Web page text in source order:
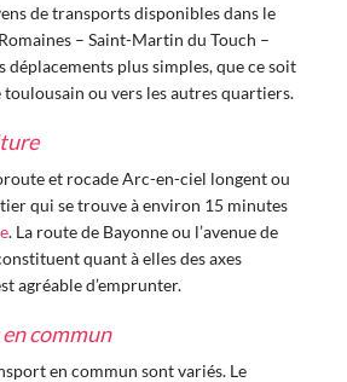
de transports disponibles dans le
– Saint-Martin du Touch –
déplacements plus simples, que ce soit
ou vers les autres quartiers.
et rocade Arc-en-ciel longent ou
qui se trouve à environ 15 minutes
. La route de Bayonne ou l’avenue de
quant à elles des axes
agréable d’emprunter.
commun
en commun sont variés. Le